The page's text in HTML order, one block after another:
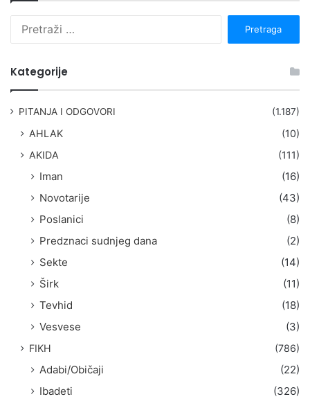
Kategorije
PITANJA I ODGOVORI (1.187)
AHLAK
(10)
AKIDA
(111)
Iman
(16)
Novotarije
(43)
Poslanici
(8)
Predznaci sudnjeg dana
(2)
Sekte
(14)
Širk
(11)
Tevhid
(18)
Vesvese
(3)
FIKH (786)
Adabi/Običaji
(22)
Ibadeti
(326)